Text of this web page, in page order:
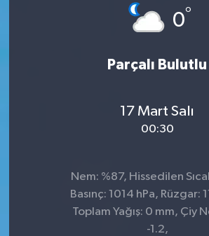
0°
Parçalı Bulutlu
17 Mart Salı
00:30
Nem: %87, Hissedilen
Basınç: 1014 hPa, Rüzgar:
Toplam Yağış: 0 mm, Çiy
-1.2,